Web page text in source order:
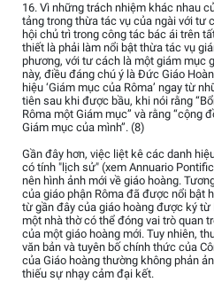
16. Vì những trách nhiệm khác nhau
tảng trong thừa tác vụ của ngài với tư
hội chủ trì trong công tác bác ái trên
thiết là phải làm nổi bật thừa tác vụ
phương, với tư cách là một giám mục
này, điều đáng chú ý là Đức Giáo
hiệu ‘Giám mục của Rôma’ ngay từ
tiên sau khi được bầu, khi nói rằng
Rôma một Giám mục” và rằng “cộng
Giám mục của mình”. (8)
Gần đây hơn, việc liệt kê các danh
có tính "lịch sử" (xem Annuario
nên hình ảnh mới về giáo hoàng.
của giáo phận Rôma đã được nổi bật
từ gần đây của giáo hoàng được ký từ
một nhà thờ có thể đóng vai trò quan
của một giáo hoàng mới. Tuy nhiên,
văn bản và tuyên bố chính thức của
của Giáo hoàng thường không phản
thiếu sự nhạy cảm đại kết.